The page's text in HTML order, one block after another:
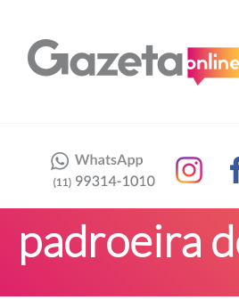
padroeira